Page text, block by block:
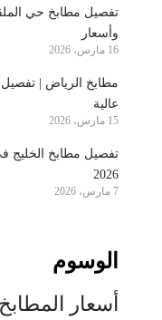
تفصيل مطابخ حي
وأسعار
16 مارس، 2026
مطابخ الرياض |
عالية
15 مارس، 2026
تفصيل مطابخ الخليج
2026
7 مارس، 2026
الوسوم
أسعار المطابخ